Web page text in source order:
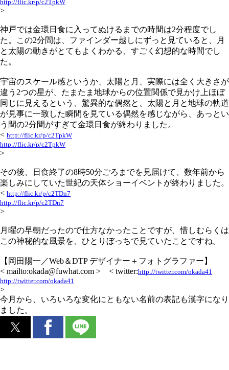
http://flic.kr/p/c2TpkW
>
神戸では金環日食に入ってぬけるまでの時間は2分程度でし
た。この2分間は、ファインダー越しにずっと見ていると、月
と太陽の動きがとてもよくわかる、すごく幻想的な時間でし
た。
宇宙のスケール感というか、太陽と月、実際には全く大きさが
違う2つの星が、たまたま地球からの位置関係で見かけ上ほぼ
同じに見えるという、驚異的な偶然と、太陽と月と地球の軌道
が見事に一致した瞬間を見ている偶然を感じながら、あっとい
う間の2分間がすぎて金環日食が終わりました。
< http://flic.kr/p/c2TpkW
http://flic.kr/p/c2TpkW
>
その後、日食終了の8時50分ごろまでを見届けて、数年前から
楽しみにしていた世紀の天体ショーイベントが終わりました。
< http://flic.kr/p/c2TDn7
http://flic.kr/p/c2TDn7
>
月曜の早朝だったので仕方なかったことですが、惜しむらくは
この神秘的な風景を、ひとりぼっちで見ていたことですね。
【岡田陽一／Web＆DTP デザイナー＋フォトグラファー】
< mailto:okada@fuwhat.com > < twitter:http://twitter.com/okada41
http://twitter.com/okada41
>
今月から、いろいろな変化にともない名前の表記も漢字になり
ました。